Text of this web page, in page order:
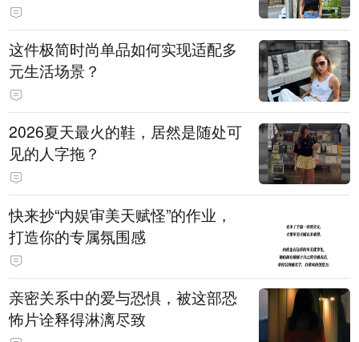
这件极简时尚单品如何实现适配多
元生活场景？
2026夏天最火的鞋，居然是随处可
见的人字拖？
快来抄“内娱审美天赋怪”的作业，
打造你的专属氛围感
亲密关系中的爱与恐惧，被这部恐
怖片诠释得淋漓尽致